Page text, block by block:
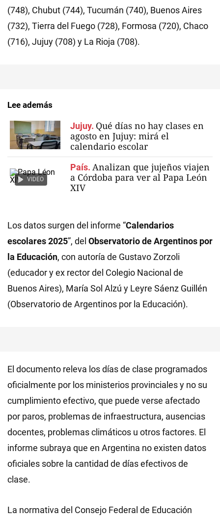
(748), Chubut (744), Tucumán (740), Buenos Aires
(732), Tierra del Fuego (728), Formosa (720), Chaco
(716), Jujuy (708) y La Rioja (708).
Lee además
Jujuy. Qué días no hay clases en
agosto en Jujuy: mirá el
calendario escolar
VIDEO
País. Analizan que jujeños viajen
a Córdoba para ver al Papa León
XIV
Los datos surgen del informe “Calendarios
escolares 2025”, del Observatorio de Argentinos por
la Educación, con autoría de Gustavo Zorzoli
(educador y ex rector del Colegio Nacional de
Buenos Aires), María Sol Alzú y Leyre Sáenz Guillén
(Observatorio de Argentinos por la Educación).
El documento releva los días de clase programados
oficialmente por los ministerios provinciales y no su
cumplimiento efectivo, que puede verse afectado
por paros, problemas de infraestructura, ausencias
docentes, problemas climáticos u otros factores. El
informe subraya que en Argentina no existen datos
oficiales sobre la cantidad de días efectivos de
clase.
La normativa del Consejo Federal de Educación